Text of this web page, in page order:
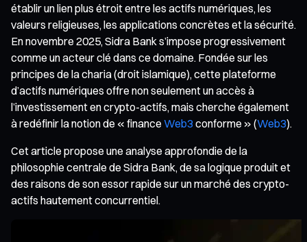
établir un lien plus étroit entre les actifs numériques, les
valeurs religieuses, les applications concrètes et la sécurité.
En novembre 2025, Sidra Bank s’impose progressivement
comme un acteur clé dans ce domaine. Fondée sur les
principes de la charia (droit islamique), cette plateforme
d’actifs numériques offre non seulement un accès à
l’investissement en crypto-actifs, mais cherche également
à redéfinir la notion de « finance Web3 conforme » (Web3).
Cet article propose une analyse approfondie de la
philosophie centrale de Sidra Bank, de sa logique produit et
des raisons de son essor rapide sur un marché des crypto-
actifs hautement concurrentiel.